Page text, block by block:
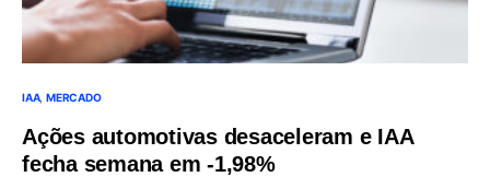
IAA MERCADO
Ações automotivas desaceleram e IAA
fecha semana em -1,98%